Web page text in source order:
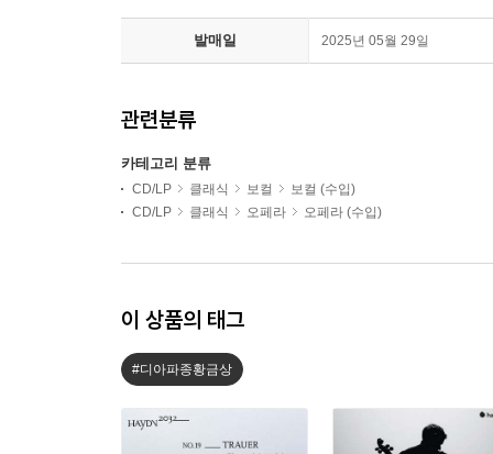
발매일 2025년 05월 29일
관련분류
카테고리 분류
CD/LP 클래식 보컬
보컬 (수입)
CD/LP
클래식 오페라 오페라 (수입)
이 상품의 태그
#디아파종황금상